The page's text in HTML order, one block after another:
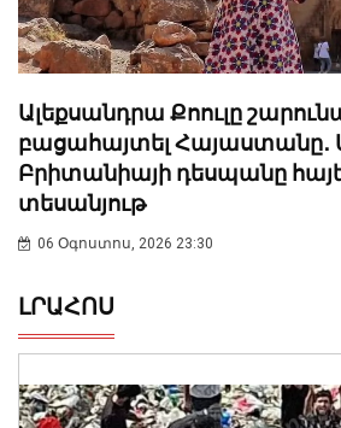
Ալեքսանդրա Քոուլը
բացահայտել Հայաստանը․
Բրիտանիայի դեսպանը
տեսանյութ
06 Օգոստոս, 2026 23:30
ԼՐԱՀՈՍ